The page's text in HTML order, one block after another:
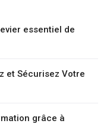
essentiel de
et Sécurisez Votre
grâce à